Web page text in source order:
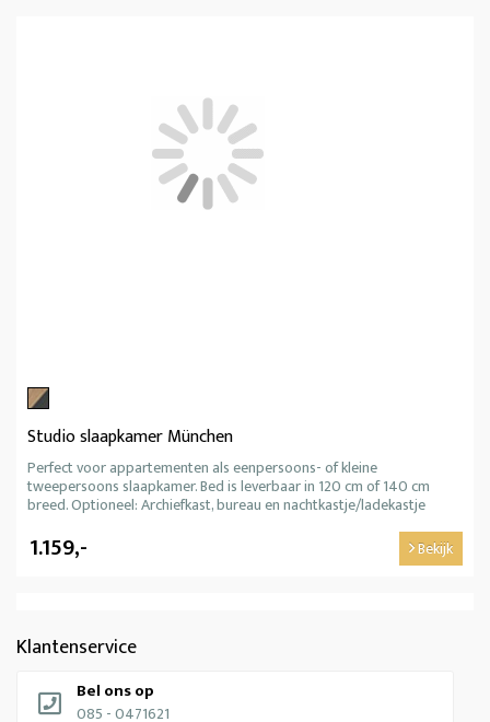
Klantenservice
Bel ons op
085 - 0471621
Studio slaapkamer München
Perfect voor appartementen als eenpersoons- of kleine
tweepersoons slaapkamer. Bed is leverbaar in 120 cm of 140 cm
breed. Optioneel: Archiefkast, bureau en nachtkastje/ladekastje
1.159,- Bekijk